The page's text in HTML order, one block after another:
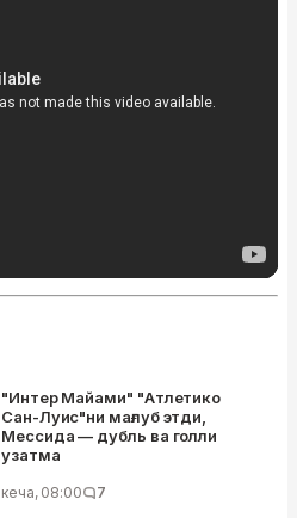
"Интер Майами" "Атлетико
Сан-Луис"ни мағлуб этди,
Мессида — дубль ва голли
узатма
кеча, 08:00 7